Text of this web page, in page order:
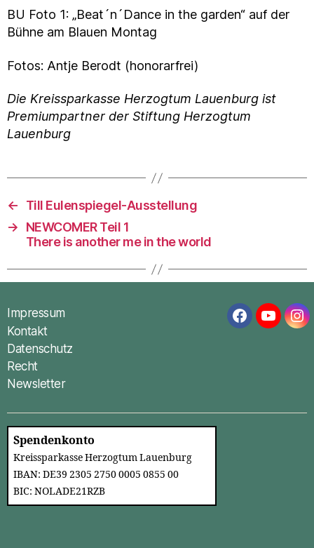
BU Foto 1: „Beat´n´Dance in the garden“ auf der
Bühne am Blauen Montag
Fotos: Antje Berodt (honorarfrei)
Die Kreissparkasse Herzogtum Lauenburg ist
Premiumpartner der Stiftung Herzogtum
Lauenburg
←
Till Eulenspiegel-Ausstellung
→
NEWCOMER Teil 1
There is another me in the world
Impressum
Kontakt
Datenschutz
Recht
Newsletter
Facebook
Spendenkonto
Kreissparkasse Herzogtum Lauenburg
IBAN: DE39 2305 2750 0005 0855 00
BIC: NOLADE21RZB